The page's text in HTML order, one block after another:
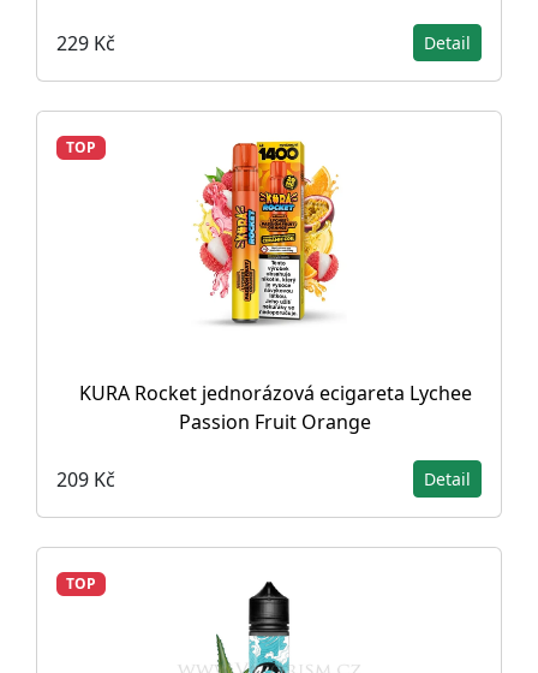
229 Kč Detail
TOP
KURA Rocket jednorázová ecigareta Lychee
Passion Fruit Orange
209 Kč Detail
TOP